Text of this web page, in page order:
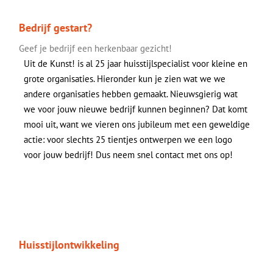
Bedrijf gestart?
Geef je bedrijf een herkenbaar gezicht!
Uit de Kunst! is al 25 jaar huisstijlspecialist voor kleine en
grote organisaties. Hieronder kun je zien wat we we
andere organisaties hebben gemaakt. Nieuwsgierig wat
we voor jouw nieuwe bedrijf kunnen beginnen? Dat komt
mooi uit, want we vieren ons jubileum met een geweldige
actie: voor slechts 25 tientjes ontwerpen we een logo
voor jouw bedrijf! Dus neem snel contact met ons op!
Huisstijlontwikkeling